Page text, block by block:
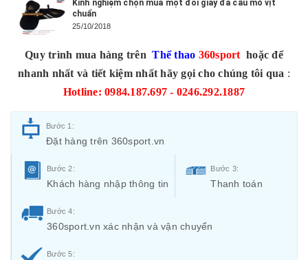
Kinh nghiệm chọn mua một đôi giày đá cầu mỏ vịt
chuẩn
25/10/2018
Quy trình mua hàng trên Thể thao 360sport hoặc để
nhanh nhất và tiết kiệm nhất hãy gọi cho chúng tôi qua :
Hotline: 0984.187.697 - 0246.292.1887
Bước 1:
Đặt hàng trên 360sport.vn
Bước 2:
Khách hàng nhập thông tin
Bước 3:
Thanh toán
Bước 4:
360sport.vn xác nhận và vận chuyển
Bước 5: